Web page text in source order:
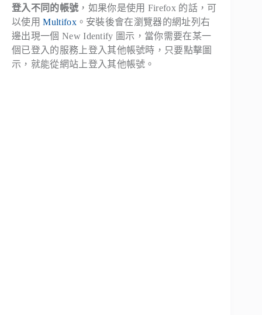
登入不同的帳號 ，如果你是使用 Firefox 的話，可
以使用Multifox。安裝後會在瀏覽器的網址列右
邊出現一個 New Identify 圖示，當你需要在某一
個已登入的服務上登入其他帳號時，只要點擊圖
示，就能從網站上登入其他帳號。